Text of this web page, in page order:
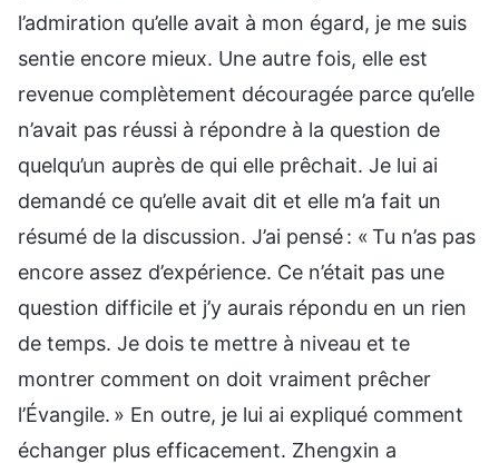
l’admiration qu’elle avait à mon égard, je me suis
sentie encore mieux. Une autre fois, elle est
revenue complètement découragée parce qu’elle
n’avait pas réussi à répondre à la question de
quelqu’un auprès de qui elle prêchait. Je lui ai
demandé ce qu’elle avait dit et elle m’a fait un
résumé de la discussion. J’ai pensé : « Tu n’as pas
encore assez d’expérience. Ce n’était pas une
question difficile et j’y aurais répondu en un rien
de temps. Je dois te mettre à niveau et te
montrer comment on doit vraiment prêcher
l’Évangile. » En outre, je lui ai expliqué comment
échanger plus efficacement. Zhengxin a